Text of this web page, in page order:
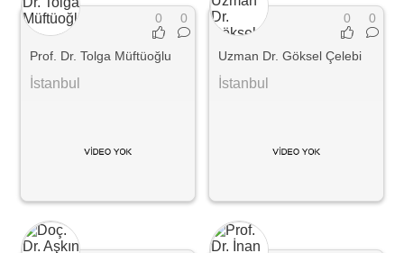
0 0
Prof. Dr. Tolga Müftüoğlu
İstanbul
0 0
Uzman Dr. Göksel Çelebi
İstanbul